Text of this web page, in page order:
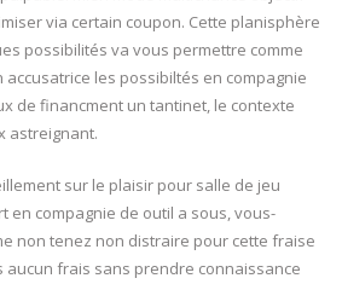
via certain coupon. Cette planisphère
possibilités va vous permettre comme
accusatrice les possibiltés en compagnie
de financment un tantinet, le contexte
astreignant.
sur le plaisir pour salle de jeu
en compagnie de outil a sous, vous-
non tenez non distraire pour cette fraise
aucun frais sans prendre connaissance